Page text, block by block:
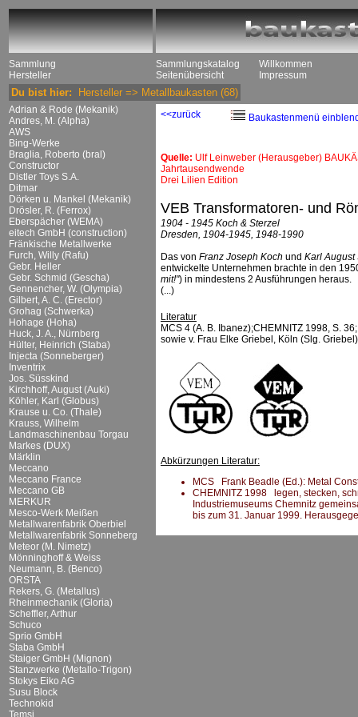
Sammlung
Hersteller
Sammlungskatalog
Seitenübersicht
Willkommen
Impressum
Du bist hier: Hersteller => Metallbaukasten (68)
Adrian & Rode (Mekanik)
Andres, M. (Alpha)
AWS
Bing-Werke
Braglia, Roberto (bral)
Constructor
Distler Toys S.A.
Ditmar
Dörken u. Mankel (Mekanik)
Drösler, R. (Ferrox)
Eberspächer (WEMA)
eitech GmbH (construction)
Fränkische Metallwerke
Furch, Willy (Rafu)
Gebr. Heller
Gebr. Schmid (Gescha)
Gennencher, W. (Olympia)
Gilbert, A. C. (Erector)
Grohag (Schwerka)
Hohage (Hoha)
Huck, J. A., Nürnberg
Hülter, Heinrich (Staba)
Injecta (Sonneberger)
Inventrix
Jos. Süsskind
Kirchhoff, August (Auki)
Köhler, Karl (Globus)
Krause u. Co. (Thale)
Krauss, Wilhelm
Landmaschinenbau Torgau
Markes (DUX)
Märklin
Meccano
Meccano France
Meccano GB
MERKUR
Mesco-Werk Meißen
Metallwarenfabrik Oberbiel
Metallwarenfabrik Sonneberg
Meteor (M. Nimetz)
Mönninghoff & Weiss
Neumann, B. (Benco)
ORSTA
Rekers, G. (Metallus)
Rheinmechanik (Gloria)
Scheffler, Arthur
Schuco
Sprio GmbH
Staba GmbH
Staiger GmbH (Mignon)
Stanzwerke (Metallo-Trigon)
Stokys Eiko AG
Susu Block
Technokid
Temsi
<<zurück Baukastenmenü
Quelle: Ulf Leinweber (Herausgeber)
Jahrtausendwende
Drei Lilien Edition
VEB Transformatoren- und
1904 - 1945 Koch & Sterzel
Dresden, 1904-1945, 1948-1990
Das von Franz Joseph Koch und Karl August
entwickelte Unternehmen brachte in den
mit!") in mindestens 2 Ausführungen heraus.
(...)
Literatur
MCS 4 (A. B. Ibanez);CHEMNITZ 1998, S.
sowie v. Frau Elke Griebel, Köln (Slg. Griebel)
Abkürzungen Literatur:
MCS Frank Beadle (Ed.): Metal
CHEMNITZ 1998 legen, stecken,
Industriemuseums Chemnitz
bis zum 31. Januar 1999.